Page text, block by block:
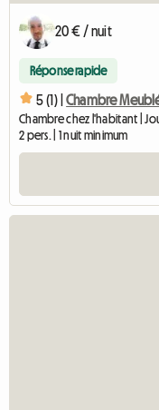
20 € / nuit
Réponse rapide
5 (1) | Chambre
Chambre chez l'habitant |
2 pers. | 1 nuit minimum